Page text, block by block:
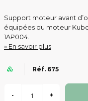
Support moteur avant
équipées du moteur
1AP004.
En savoir plus
Réf. 675
- +